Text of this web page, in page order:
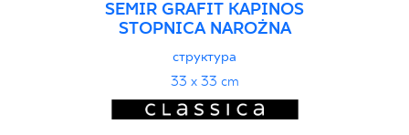
SEMIR GRAFIT KAPINOS
STOPNICA NAROŻNA
структура
33 x 33 cm